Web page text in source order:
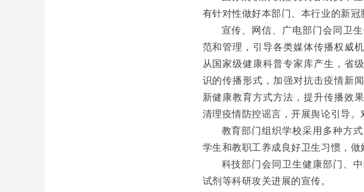
有针对性做好本部门、本行业的新
宣传、网信、广电部门会同卫
范和管理，引导各类媒体传播权威
从国家级健康科普专家库产生，省
识的传播形式，加强对抗击疫情新
新健康教育方式方法，提升传播效
清理疫情防控谣言，开展舆论引导。
教育部门组织学校采用多种方
学生和教职工养成良好卫生习惯，做
科技部门会同卫生健康部门、
试剂等科研攻关进展的宣传。